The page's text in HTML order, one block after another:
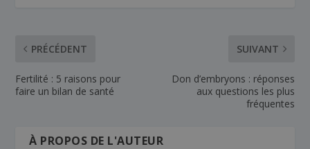
PRÉCÉDENT
Fertilité : 5 raisons pour
faire un bilan de santé
SUIVANT
Don d’embryons : réponses
aux questions les plus
fréquentes
À PROPOS DE L'AUTEUR